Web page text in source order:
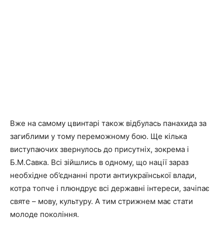
Вже на самому цвинтарі також відбулась панахида за
загиблими у тому переможному бою. Ще кілька
виступаючих звернулось до присутніх, зокрема і
Б.М.Савка. Всі зійшлись в одному, що нації зараз
необхідне об’єднанні проти антиукраїнської влади,
котра топче і плюндрує всі державні інтереси, зачіпає
святе – мову, культуру. А тим стрижнем має стати
молоде покоління.